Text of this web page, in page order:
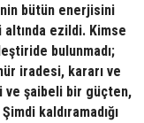
bütün enerjisini
ezildi. Kimse
bulunmadı;
iradesi, kararı ve
ve şaibeli bir güçten,
kaldıramadığı